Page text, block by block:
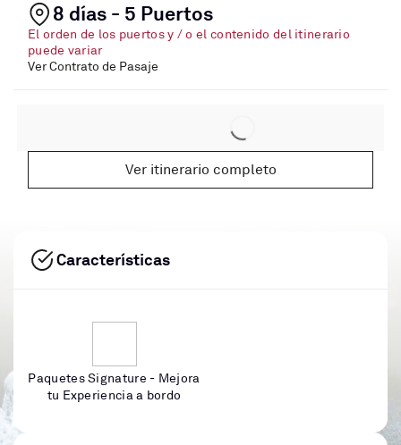
8 días - 5 Puertos
El orden de los puertos y / o el contenido del itinerario
puede variar
Ver Contrato de Pasaje
Ver itinerario completo
Características
Paquetes Signature - Mejora
tu Experiencia a bordo